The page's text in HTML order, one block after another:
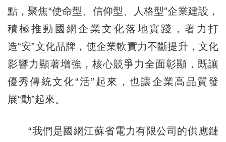
點，聚焦“使命型、信仰型、人格型”企業建設，
積極推動國網企業文化落地實踐，著力打
造“安”文化品牌，使企業軟實力不斷提升，文化
影響力顯著增強，核心競爭力全面彰顯，既讓
優秀傳統文化“活”起來，也讓企業高品質發
展“動”起來。
“我們是國網江蘇省電力有限公司的供應鏈